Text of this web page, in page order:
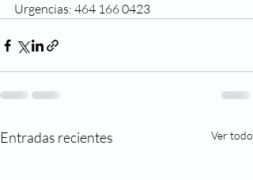
Urgencias: 464 166 0423
Entradas recientes Ver todo